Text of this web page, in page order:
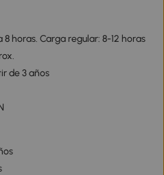
horas. Carga regular: 8-12 horas
de 3 años